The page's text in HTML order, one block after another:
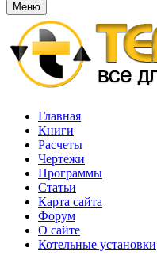
Меню
Главная
Книги
Расчеты
Чертежи
Программы
Статьи
Карта сайта
Форум
О сайте
Котельные установки